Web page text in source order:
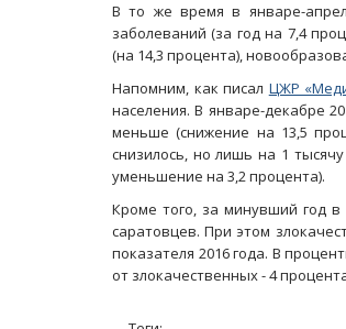
В то же время в январе-
заболеваний (за год на 7,4
(на 14,3 процента),
Напомним, как писал ЦЖР
населения. В январе-декабре
меньше (снижение на 13,5
снизилось, но лишь на 1
уменьшение на 3,2 процента).
Кроме того, за минувший год в
саратовцев. При этом
показателя 2016 года. В
от злокачественных - 4